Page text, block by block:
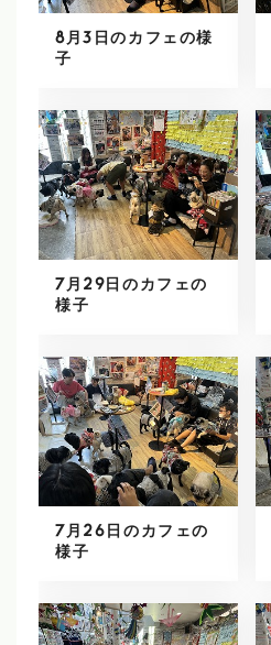
8月3日のカフェの様
子
7月29日のカフェの
様子
7月26日のカフェの
様子